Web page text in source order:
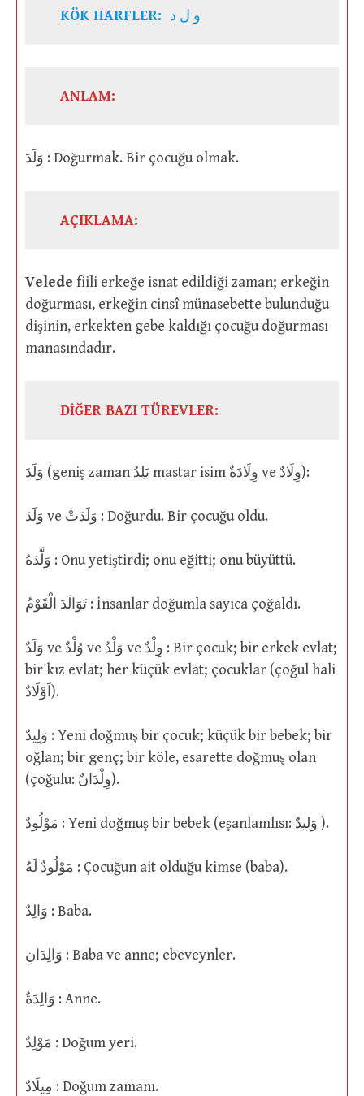
KÖK HARFLER: و ل د
ANLAM:
وَلَدَ : Doğurmak. Bir çocuğu olmak.
AÇIKLAMA:
Velede fiili erkeğe isnat edildiği zaman; erkeğin
doğurması, erkeğin cinsî münasebette bulunduğu
dişinin, erkekten gebe kaldığı çocuğu doğurması
manasındadır.
DİĞER BAZI TÜREVLER:
وَلَدَ (geniş zaman يَلِدُ mastar isim وِلَادَةٌ ve وِلَادٌ):
وَلَدَ ve وَلَدَتْ : Doğurdu. Bir çocuğu oldu.
وَلَّدَهُ : Onu yetiştirdi; onu eğitti; onu büyüttü.
تَوَالَدَ الْقَوْمُ : İnsanlar doğumla sayıca çoğaldı.
وَلَدٌ ve وُلْدٌ ve وَلْدٌ ve وِلْدٌ : Bir çocuk; bir erkek evlat;
bir kız evlat; her küçük evlat; çocuklar (çoğul hali
اَوْلَادٌ).
وَلِيدٌ : Yeni doğmuş bir çocuk; küçük bir bebek; bir
oğlan; bir genç; bir köle, esarette doğmuş olan
(çoğulu: وِلْدَانٌ).
مَوْلُودٌ : Yeni doğmuş bir bebek (eşanlamlısı: وَلِيدٌ ).
مَوْلُودٌ لَهُ : Çocuğun ait olduğu kimse (baba).
وَالِدٌ : Baba.
وَالِدَانِ : Baba ve anne; ebeveynler.
وَالِدَةٌ : Anne.
مَوْلِدٌ : Doğum yeri.
مِيلَادٌ : Doğum zamanı.